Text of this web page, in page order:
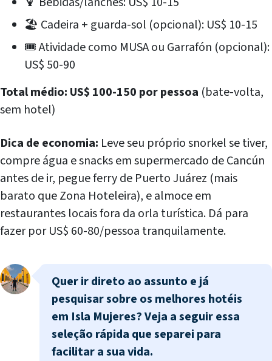
🏖️ Cadeira + guarda-sol (opcional): US$ 10-15
🎟️ Atividade como MUSA ou Garrafón (opcional):
US$ 50-90
Total médio: US$ 100-150 por pessoa (bate-volta,
sem hotel)
Dica de economia: Leve seu próprio snorkel se tiver,
compre água e snacks em supermercado de Cancún
antes de ir, pegue ferry de Puerto Juárez (mais
barato que Zona Hoteleira), e almoce em
restaurantes locais fora da orla turística. Dá para
fazer por US$ 60-80/pessoa tranquilamente.
Quer ir direto ao assunto e já
pesquisar sobre os melhores hotéis
em Isla Mujeres? Veja a seguir essa
seleção rápida que separei para
facilitar a sua vida.